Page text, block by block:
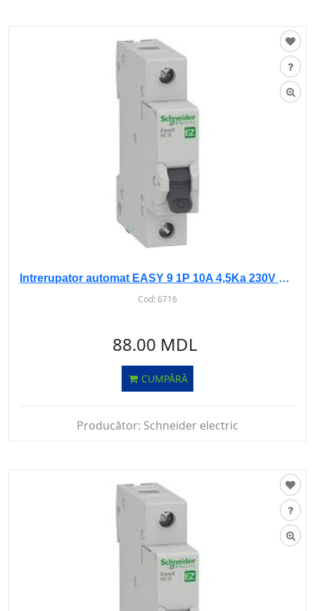
Intrerupator automat EASY 9 1P 10A 4,5Ka 230V curba B
Cod:6716
88.00 MDL
CUMPĂRĂ
Producător: Schneider electric